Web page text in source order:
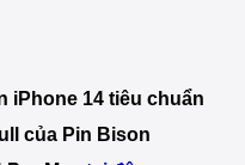
iPhone 14 tiêu chuẩn
của Pin Bison